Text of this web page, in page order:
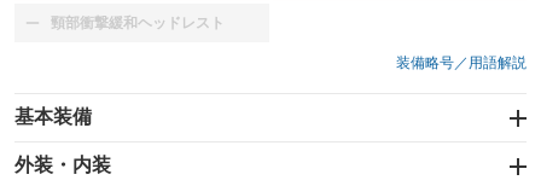
頸部衝撃緩和ヘッドレスト
：装備なし
装備略号／用語解説
基本装備
エアバッグ：運転席/助手席/サイド
：装備あり
外装・内装